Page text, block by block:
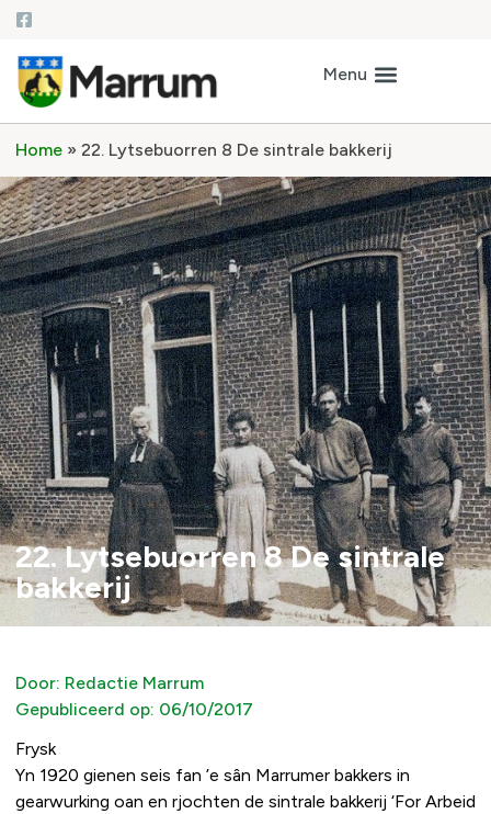
Home » 22. Lytsebuorren 8 De sintrale bakkerij
22. Lytsebuorren 8 De sintrale
bakkerij
Door: Redactie Marrum
Gepubliceerd op: 06/10/2017
Frysk
Yn 1920 gienen seis fan ’e sân Marrumer bakkers in
gearwurking oan en rjochten de sintrale bakkerij ‘For Arbeid